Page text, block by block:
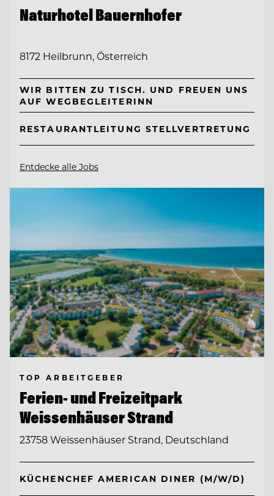
Naturhotel Bauernhofer
8172 Heilbrunn, Österreich
WIR BITTEN ZU TISCH. UND FREUEN UNS
AUF WEGBEGLEITERINN
RESTAURANTLEITUNG STELLVERTRETUNG
Entdecke alle Jobs
TOP ARBEITGEBER
Ferien- und Freizeitpark
Weissenhäuser Strand
23758 Weissenhäuser Strand, Deutschland
KÜCHENCHEF AMERICAN DINER (M/W/D)